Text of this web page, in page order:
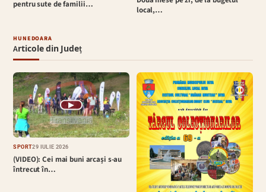
pentru sute de familii…
local,…
HUNEDOARA
Articole din Județ
▶
SPORT29 IULIE 2026
(VIDEO): Cei mai buni arcași s-au
întrecut în…